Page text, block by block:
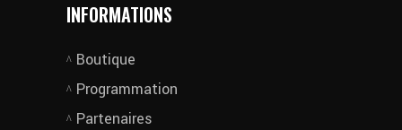
INFORMATIONS
Boutique
Programmation
Partenaires